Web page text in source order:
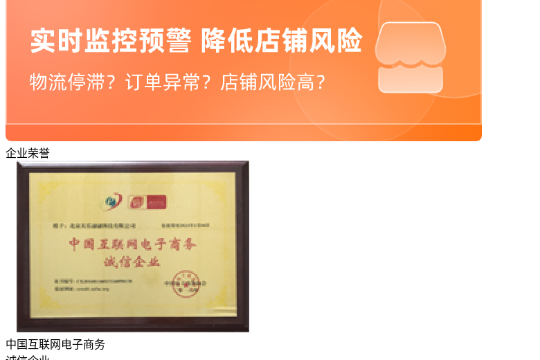
企业荣誉
中国互联网电子商务